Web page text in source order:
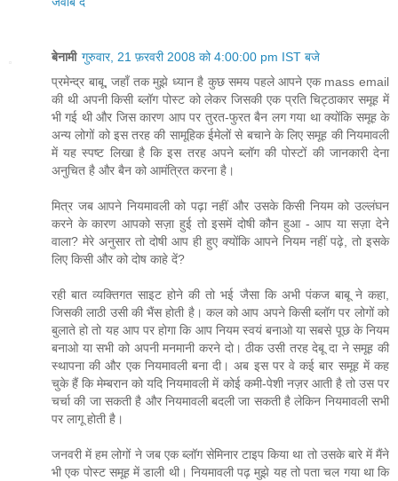
बेनामी गुरुवार, 21 फ़रवरी 2008 को 4:00:00 pm IST बजे
प्रमेन्द्र बाबू, जहाँ तक मुझे ध्यान है कुछ समय पहले आपने एक mass email
की थी अपनी किसी ब्लॉग पोस्ट को लेकर जिसकी एक प्रति चिट्ठाकार समूह में
भी गई थी और जिस कारण आप पर तुरत-फुरत बैन लग गया था क्योंकि समूह के
अन्य लोगों को इस तरह की सामूहिक ईमेलों से बचाने के लिए समूह की नियमावली
में यह स्पष्ट लिखा है कि इस तरह अपने ब्लॉग की पोस्टों की जानकारी देना
अनुचित है और बैन को आमंत्रित करना है।
मित्र जब आपने नियमावली को पढ़ा नहीं और उसके किसी नियम को उल्लंघन
करने के कारण आपको सज़ा हुई तो इसमें दोषी कौन हुआ - आप या सज़ा देने
वाला? मेरे अनुसार तो दोषी आप ही हुए क्योंकि आपने नियम नहीं पढ़े, तो इसके
लिए किसी और को दोष काहे दें?
रही बात व्यक्तिगत साइट होने की तो भई जैसा कि अभी पंकज बाबू ने कहा,
जिसकी लाठी उसी की भैंस होती है। कल को आप अपने किसी ब्लॉग पर लोगों को
बुलाते हो तो यह आप पर होगा कि आप नियम स्वयं बनाओ या सबसे पूछ के नियम
बनाओ या सभी को अपनी मनमानी करने दो। ठीक उसी तरह देबू दा ने समूह की
स्थापना की और एक नियमावली बना दी। अब इस पर वे कई बार समूह में कह
चुके हैं कि मेम्बरान को यदि नियमावली में कोई कमी-पेशी नज़र आती है तो उस पर
चर्चा की जा सकती है और नियमावली बदली जा सकती है लेकिन नियमावली सभी
पर लागू होती है।
जनवरी में हम लोगों ने जब एक ब्लॉग सेमिनार टाइप किया था तो उसके बारे में मैंने
भी एक पोस्ट समूह में डाली थी। नियमावली पढ़ मुझे यह तो पता चल गया था कि